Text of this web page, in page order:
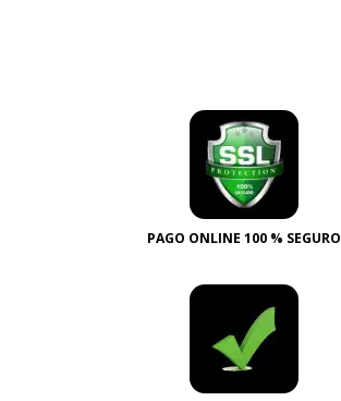
PAGO ONLINE 100 % SEGURO